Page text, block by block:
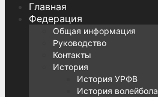
Главная
Федерация
Общая информация
Руководство
Контакты
История
История УРФВ
История волейбола